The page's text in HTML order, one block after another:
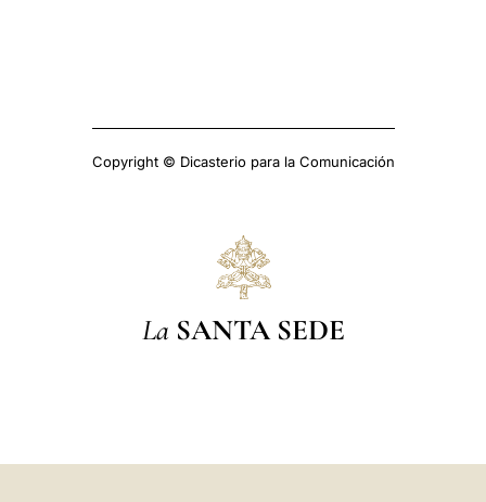
Copyright © Dicasterio para la Comunicación
La SANTA SEDE